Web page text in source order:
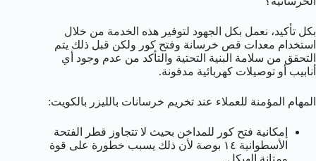
بكل تأكيد، نعمل بكل الجهود لتوفير هذه الخدمة من خلال
استخدام معدات قص خرسانة وفتح كور ولكن قبل ذلك يتم
التحقق من سلامة البنية التحتية والتأكد من عدم وجود أي
أنابيب أو توصيلات كهربائية مدفونة.
المهام المؤمنة للعملاء عند تخريم خرسانات بالليزر بالكويت:
إمكانية فتح كور للمداخن بحيث لا تتجاوز قطر الفتحة
الأسطوانية ١٤ بوصة لأن ذلك يسبب خطورة على قوة
ومتانة الهيكل.